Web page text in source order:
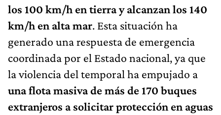
los 100 km/h en tierra y alcanzan los 140
km/h en alta mar. Esta situación ha
generado una respuesta de emergencia
coordinada por el Estado nacional, ya que
la violencia del temporal ha empujado a
una flota masiva de más de 170 buques
extranjeros a solicitar protección en aguas